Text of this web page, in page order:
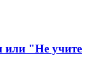
или "Не учите